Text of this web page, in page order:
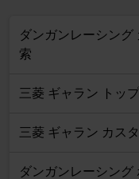
ダンガンレーシング
索
三菱 ギャラン トップ
三菱 ギャラン カス
ダンガンレーシング